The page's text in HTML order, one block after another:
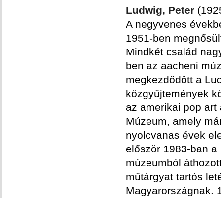
Ludwig, Peter
A negyvenes
1951-ben
Mindkét család
ben az aacheni
megkezdődött a
közgyűjtemények
az amerikai pop
Múzeum, amely
nyolcvanas évek
először 1983-ban
múzeumból
műtárgyat tartós
Magyarországnak.